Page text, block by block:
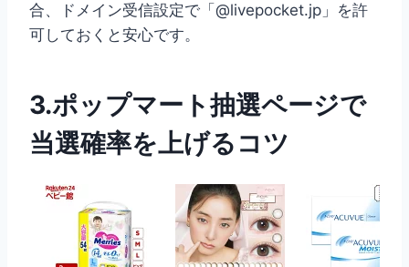
合、ドメイン受信設定で「@livepocket.jp」を許
可しておくと安心です。
3.ポップマート抽選ページで
当選確率を上げるコツ